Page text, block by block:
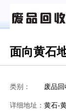
面向黄石
类别： 废品回
详细地址： 黄石-